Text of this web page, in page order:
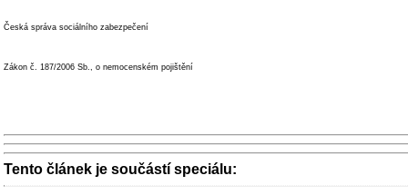
Česká správa sociálního zabezpečení
Zákon č. 187/2006 Sb., o nemocenském pojištění
Tento článek je součástí speciálu: